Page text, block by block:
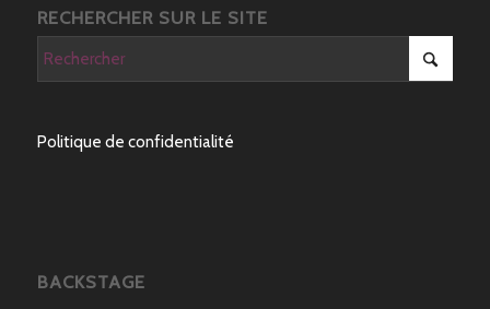
RECHERCHER SUR LE SITE
Politique de confidentialité
BACKSTAGE